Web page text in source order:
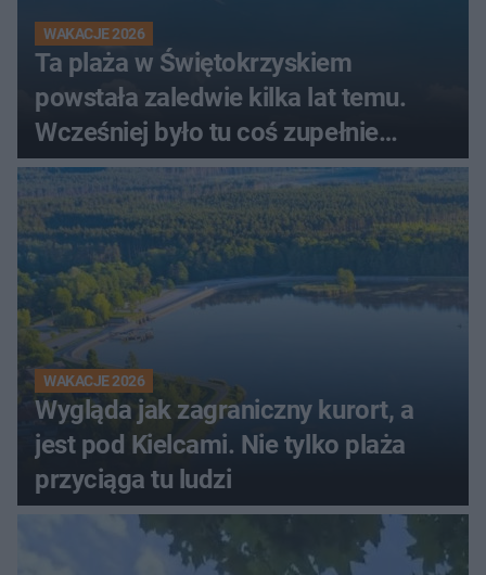
WAKACJE 2026
Ta plaża w Świętokrzyskiem
powstała zaledwie kilka lat temu.
Wcześniej było tu coś zupełnie
innego
WAKACJE 2026
Wygląda jak zagraniczny kurort, a
jest pod Kielcami. Nie tylko plaża
przyciąga tu ludzi